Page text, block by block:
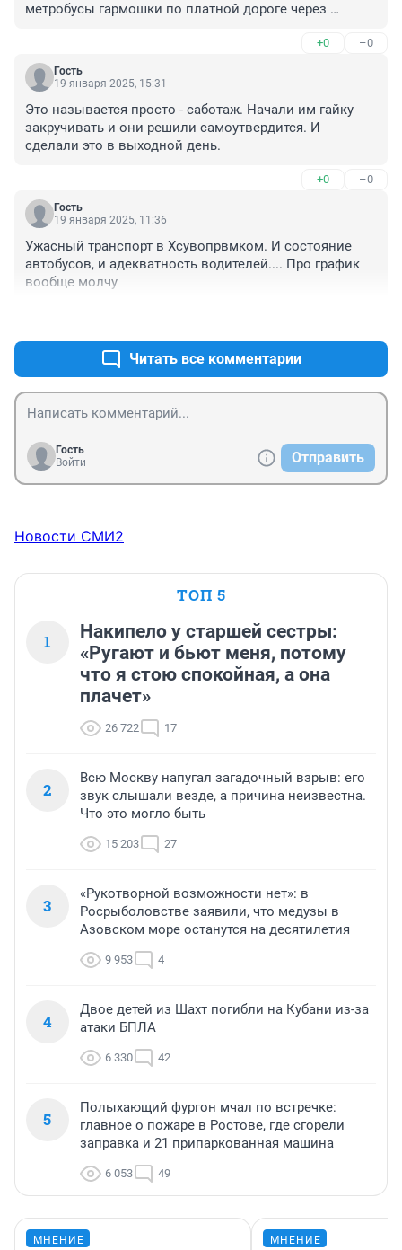
метробусы гармошки по платной дороге через
+0 –0
Гость
19 января 2025, 15:31
Это называется просто - саботаж. Начали им гайку
закручивать и они решили самоутвердится. И
сделали это в выходной день.
+0 –0
Гость
19 января 2025, 11:36
Ужасный транспорт в Хсувопрвмком. И состояние
автобусов, и адекватность водителей.... Про график
вообще молчу
Читать все комментарии
Гость
Войти
Отправить
Новости СМИ2
ТОП 5
1
Накипело у старшей сестры:
«Ругают и бьют меня, потому
что я стою спокойная, а она
плачет»
26 722 17
2
Всю Москву напугал загадочный взрыв: его
звук слышали везде, а причина неизвестна.
Что это могло быть
15 203 27
3
«Рукотворной возможности нет»: в
Росрыболовстве заявили, что медузы в
Азовском море останутся на десятилетия
9 953 4
4
Двое детей из Шахт погибли на Кубани из-за
атаки БПЛА
6 330 42
5
Полыхающий фургон мчал по встречке:
главное о пожаре в Ростове, где сгорели
заправка и 21 припаркованная машина
6 053 49
МНЕНИЕ МНЕНИЕ